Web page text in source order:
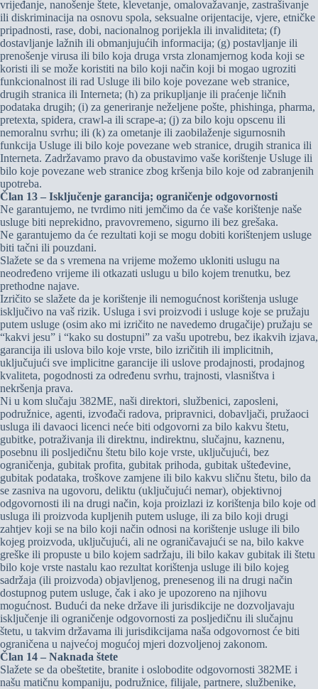
vrijeđanje, nanošenje štete, klevetanje, omalovažavanje, zastrašivanje
ili diskriminacija na osnovu spola, seksualne orijentacije, vjere, etničke
pripadnosti, rase, dobi, nacionalnog porijekla ili invaliditeta; (f)
dostavljanje lažnih ili obmanjujućih informacija; (g) postavljanje ili
prenošenje virusa ili bilo koja druga vrsta zlonamjernog koda koji se
koristi ili se može koristiti na bilo koji način koji bi mogao ugroziti
funkcionalnost ili rad Usluge ili bilo koje povezane web stranice,
drugih stranica ili Interneta; (h) za prikupljanje ili praćenje ličnih
podataka drugih; (i) za generiranje neželjene pošte, phishinga, pharma,
pretexta, spidera, crawl-a ili scrape-a; (j) za bilo koju opscenu ili
nemoralnu svrhu; ili (k) za ometanje ili zaobilaženje sigurnosnih
funkcija Usluge ili bilo koje povezane web stranice, drugih stranica ili
Interneta. Zadržavamo pravo da obustavimo vaše korištenje Usluge ili
bilo koje povezane web stranice zbog kršenja bilo koje od zabranjenih
upotreba.
Član 13 – Isključenje garancija; ograničenje odgovornosti
Ne garantujemo, ne tvrdimo niti jemčimo da će vaše korištenje naše
usluge biti neprekidno, pravovremeno, sigurno ili bez grešaka.
Ne garantujemo da će rezultati koji se mogu dobiti korištenjem usluge
biti tačni ili pouzdani.
Slažete se da s vremena na vrijeme možemo ukloniti uslugu na
neodređeno vrijeme ili otkazati uslugu u bilo kojem trenutku, bez
prethodne najave.
Izričito se slažete da je korištenje ili nemogućnost korištenja usluge
isključivo na vaš rizik. Usluga i svi proizvodi i usluge koje se pružaju
putem usluge (osim ako mi izričito ne navedemo drugačije) pružaju se
“kakvi jesu” i “kako su dostupni” za vašu upotrebu, bez ikakvih izjava,
garancija ili uslova bilo koje vrste, bilo izričitih ili implicitnih,
uključujući sve implicitne garancije ili uslove prodajnosti, prodajnog
kvaliteta, pogodnosti za određenu svrhu, trajnosti, vlasništva i
nekršenja prava.
Ni u kom slučaju 382ME, naši direktori, službenici, zaposleni,
podružnice, agenti, izvođači radova, pripravnici, dobavljači, pružaoci
usluga ili davaoci licenci neće biti odgovorni za bilo kakvu štetu,
gubitke, potraživanja ili direktnu, indirektnu, slučajnu, kaznenu,
posebnu ili posljedičnu štetu bilo koje vrste, uključujući, bez
ograničenja, gubitak profita, gubitak prihoda, gubitak ušteđevine,
gubitak podataka, troškove zamjene ili bilo kakvu sličnu štetu, bilo da
se zasniva na ugovoru, deliktu (uključujući nemar), objektivnoj
odgovornosti ili na drugi način, koja proizlazi iz korištenja bilo koje od
usluga ili proizvoda kupljenih putem usluge, ili za bilo koji drugi
zahtjev koji se na bilo koji način odnosi na korištenje usluge ili bilo
kojeg proizvoda, uključujući, ali ne ograničavajući se na, bilo kakve
greške ili propuste u bilo kojem sadržaju, ili bilo kakav gubitak ili štetu
bilo koje vrste nastalu kao rezultat korištenja usluge ili bilo kojeg
sadržaja (ili proizvoda) objavljenog, prenesenog ili na drugi način
dostupnog putem usluge, čak i ako je upozoreno na njihovu
mogućnost. Budući da neke države ili jurisdikcije ne dozvoljavaju
isključenje ili ograničenje odgovornosti za posljedičnu ili slučajnu
štetu, u takvim državama ili jurisdikcijama naša odgovornost će biti
ograničena u najvećoj mogućoj mjeri dozvoljenoj zakonom.
Član 14 – Naknada štete
Slažete se da obeštetite, branite i oslobodite odgovornosti 382ME i
našu matičnu kompaniju, podružnice, filijale, partnere, službenike,